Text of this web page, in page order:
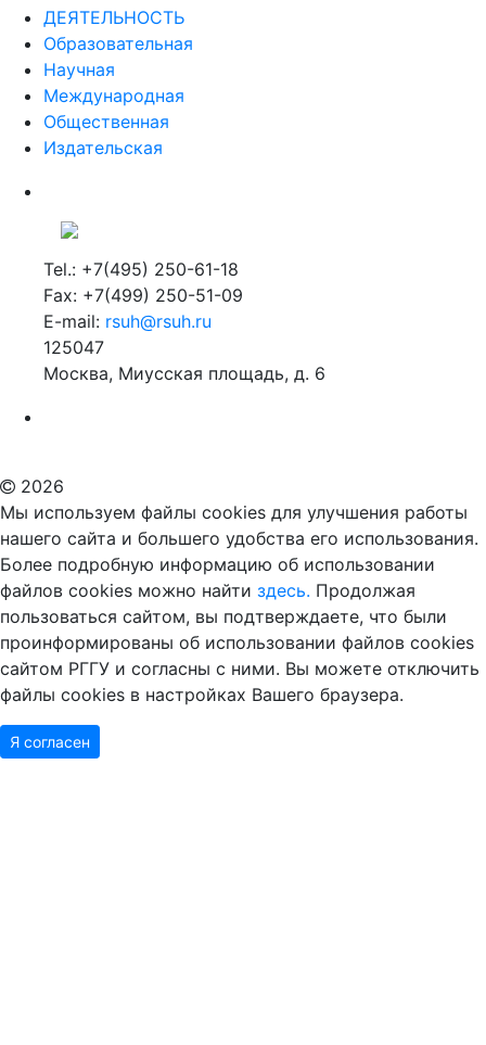
ДЕЯТЕЛЬНОСТЬ
Образовательная
Научная
Международная
Общественная
Издательская
Tel.: +7(495) 250-61-18
Fax: +7(499) 250-51-09
E-mail: rsuh@rsuh.ru
125047
Москва, Миусская площадь, д. 6
2026
Мы используем файлы cookies для улучшения работы
нашего сайта и большего удобства его использования.
Более подробную информацию об использовании
файлов cookies можно найти здесь. Продолжая
пользоваться сайтом, вы подтверждаете, что были
проинформированы об использовании файлов cookies
сайтом РГГУ и согласны с ними. Вы можете отключить
файлы cookies в настройках Вашего браузера.
Я согласен